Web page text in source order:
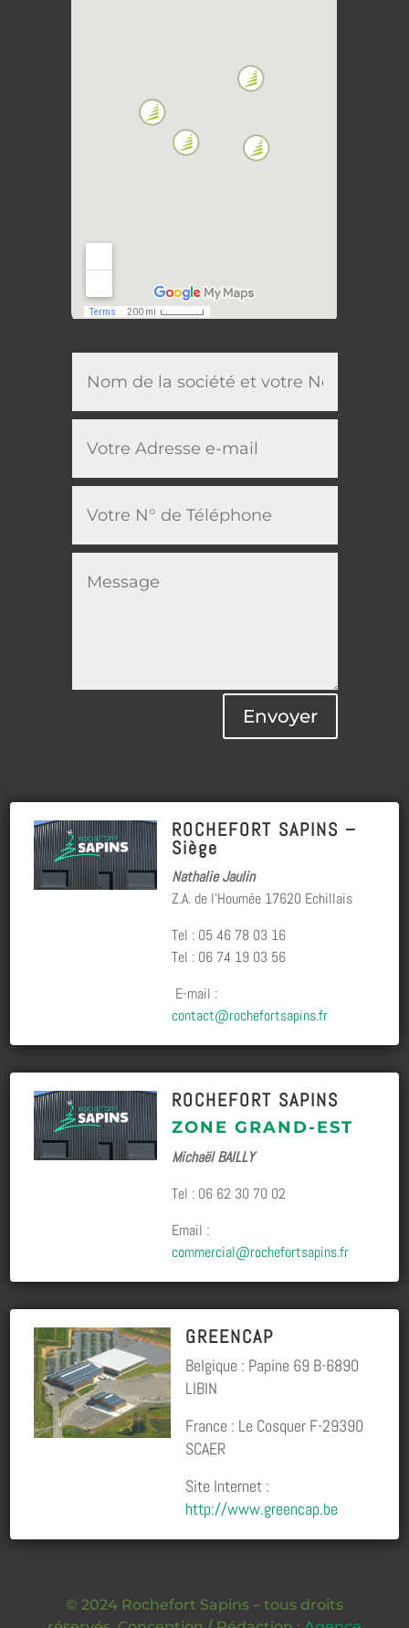
Envoyer
ROCHEFORT SAPINS –
Siège
Nathalie Jaulin
Z.A. de l’Houmée 17620 Echillais
Tel : 05 46 78 03 16
Tel : 06 74 19 03 56
E-mail :
contact@rochefortsapins.fr
ROCHEFORT SAPINS
ZONE GRAND-EST
Michaël BAILLY
Tel : 06 62 30 70 02
Email :
commercial@rochefortsapins.fr
GREENCAP
Belgique : Papine 69 B-6890
LIBIN
France : Le Cosquer F-29390
SCAER
Site Internet :
http://www.greencap.be
© 2024 Rochefort Sapins – tous droits